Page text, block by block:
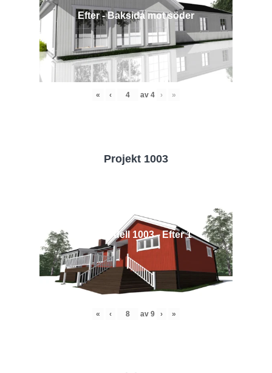
Efter - Baksida mot söder
« ‹ av 4 › »
Projekt 1003
Husmodell 1003 - Efter 1
« ‹ av 9 › »